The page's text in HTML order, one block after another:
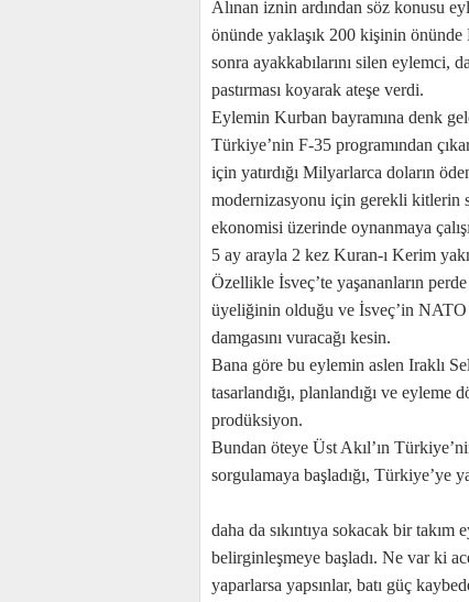
Alınan iznin ardından söz konusu
önünde yaklaşık 200 kişinin önünde
sonra ayakkabılarını silen eylemci,
pastırması koyarak ateşe verdi.
Eylemin Kurban bayramına denk
Türkiye’nin F-35 programından
için yatırdığı Milyarlarca doların
modernizasyonu için gerekli kitlerin
ekonomisi üzerinde oynanmaya
5 ay arayla 2 kez Kuran-ı Kerim
Özellikle İsveç’te yaşananların
üyeliğinin olduğu ve İsveç’in NATO
damgasını vuracağı kesin.
Bana göre bu eylemin aslen Iraklı
tasarlandığı, planlandığı ve
prodüksiyon.
Bundan öteye Üst Akıl’ın
sorgulamaya başladığı, Türkiye’ye
daha da sıkıntıya sokacak bir
belirginleşmeye başladı. Ne var ki
yaparlarsa yapsınlar, batı güç